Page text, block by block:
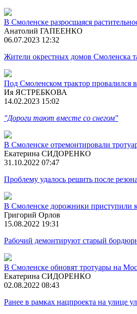
В Смоленске разросшаяся
Анатолий ГАПЕЕНКО
06.07.2023 12:32
Жители окрестных домов Смоленска
Под Смоленском трактор провалился
Ия ЯСТРЕБКОВА
14.02.2023 15:02
"Дороги тают вместе со снегом"
В Смоленске отремонтировали
Екатерина СИДОРЕНКО
31.10.2022 07:47
Проблему удалось решить после
В Смоленске дорожники приступили к
Григорий Орлов
15.08.2022 19:31
Рабочий демонтируют старый
В Смоленске обновят тротуары на
Екатерина СИДОРЕНКО
02.08.2022 08:43
Ранее в рамках нацпроекта на улице